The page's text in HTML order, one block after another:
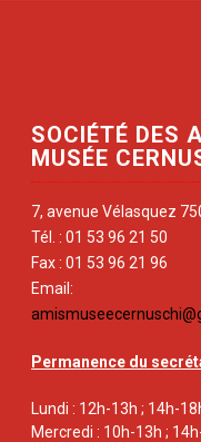
SOCIÉTÉ DES
MUSÉE
7, avenue Vélasquez
Tél. : 01 53 96 21 50
Fax : 01 53 96 21 96
Email:
Permanence du
Lundi : 12h-13h ; 14h-
Mercredi : 10h-13h ;